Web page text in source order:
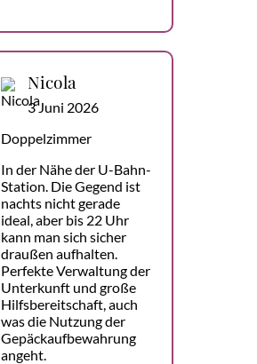
Nicola
3 Juni 2026
Doppelzimmer
In der Nähe der U-Bahn-
Station. Die Gegend ist
nachts nicht gerade
ideal, aber bis 22 Uhr
kann man sich sicher
draußen aufhalten.
Perfekte Verwaltung der
Unterkunft und große
Hilfsbereitschaft, auch
was die Nutzung der
Gepäckaufbewahrung
angeht.